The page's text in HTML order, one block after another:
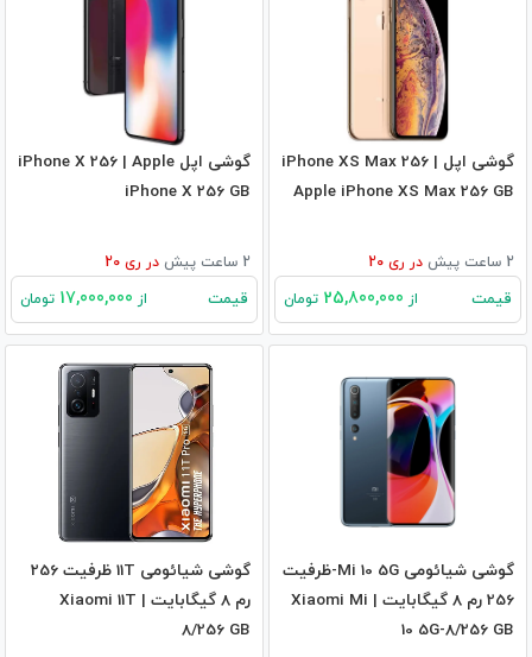
گوشی اپل iPhone XS Max 256 |
Apple iPhone XS Max 256 GB
2 ساعت پیش در ری 20
قیمت از تومان
گوشی اپل iPhone X 256 | Apple
iPhone X 256 GB
2 ساعت پیش در ری 20
قیمت از تومان
گوشی شیائومی Mi 10 5G-ظرفیت
256 رم 8 گیگابایت | Xiaomi Mi
10 5G-8/256 GB
گوشی شیائومی 11T ظرفیت 256
رم 8 گیگابایت | Xiaomi 11T
8/256 GB